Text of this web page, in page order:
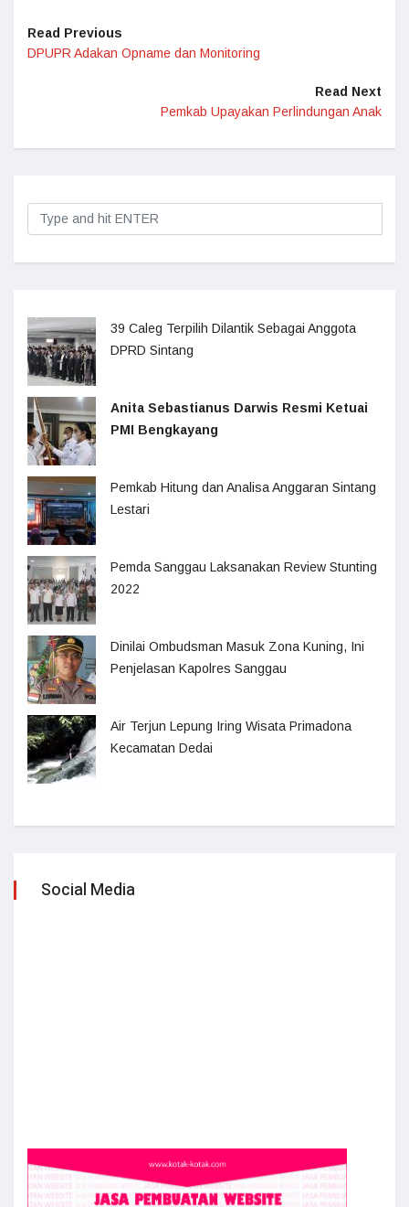
Read Previous
DPUPR Adakan Opname dan Monitoring
Read Next
Pemkab Upayakan Perlindungan Anak
39 Caleg Terpilih Dilantik Sebagai Anggota
DPRD Sintang
Anita Sebastianus Darwis Resmi Ketuai
PMI Bengkayang
Pemkab Hitung dan Analisa Anggaran Sintang
Lestari
Pemda Sanggau Laksanakan Review Stunting
2022
Dinilai Ombudsman Masuk Zona Kuning, Ini
Penjelasan Kapolres Sanggau
Air Terjun Lepung Iring Wisata Primadona
Kecamatan Dedai
Social Media